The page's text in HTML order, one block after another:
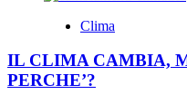
Clima
IL CLIMA CAMBIA,
PERCHE’?